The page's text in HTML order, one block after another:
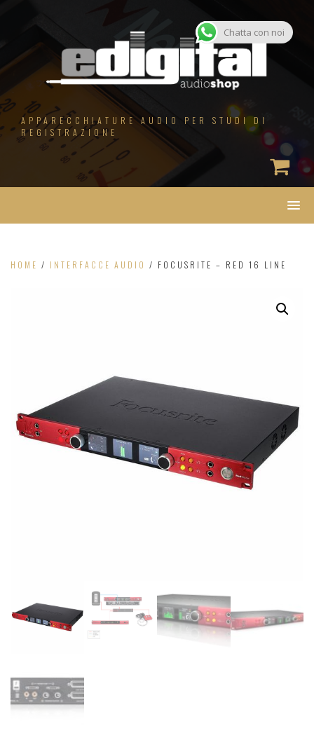
APPARECCHIATURE AUDIO PER STUDI DI
REGISTRAZIONE
HOME / INTERFACCE AUDIO / FOCUSRITE – RED 16 LINE
Chatta con noi